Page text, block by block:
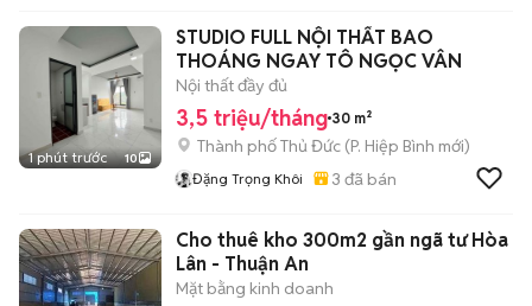
1 phút trước 10
STUDIO FULL NỘI THẤT BAO
THOÁNG NGAY TÔ NGỌC VÂN
Nội thất đầy đủ
3,5 triệu/tháng 30 m²
Thành phố Thủ Đức (P. Hiệp Bình mới)
Đặng Trọng Khôi 3 đã bán
Cho thuê kho 300m2 gần ngã tư Hòa
Lân - Thuận An
Mặt bằng kinh doanh